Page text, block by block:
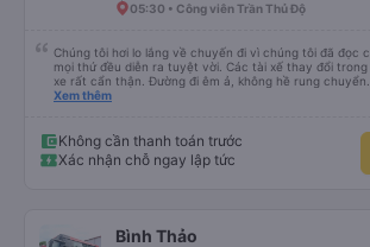
05:30 • Công viên Trần Thủ Độ
Chúng tôi hơi lo lắng về chuyến đi vì chúng tôi đã đọc
mọi thứ đều diễn ra tuyệt vời. Các tài xế thay đổi
xe rất cẩn thận. Đường đi êm ả, không hề rung
đủ số lần để đi vệ sinh và dừng lại để ăn tối. Nhìn
Xem thêm
Không cần thanh toán trước
Xác nhận chỗ ngay lập tức
Bình Thảo